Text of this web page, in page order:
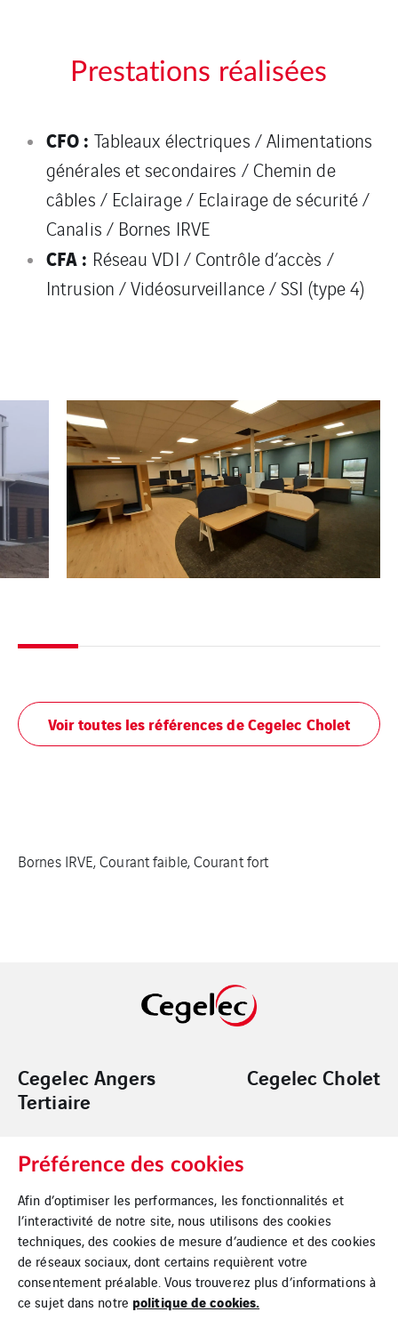
Prestations réalisées
CFO : Tableaux électriques / Alimentations
générales et secondaires / Chemin de
câbles / Eclairage / Eclairage de sécurité /
Canalis / Bornes IRVE
CFA : Réseau VDI / Contrôle d’accès /
Intrusion / Vidéosurveillance / SSI (type 4)
Voir toutes les références de Cegelec Cholet
Bornes IRVE, Courant faible, Courant fort
Cegelec Angers
Tertiaire
Cegelec Cholet
Cegelec Nantes
Tertiaire
Océan Logement
Préférence des cookies
Afin d’optimiser les performances, les fonctionnalités et
l’interactivité de notre site, nous utilisons des cookies
techniques, des cookies de mesure d’audience et des cookies
de réseaux sociaux, dont certains requièrent votre
consentement préalable. Vous trouverez plus d’informations à
ce sujet dans notre politique de cookies.